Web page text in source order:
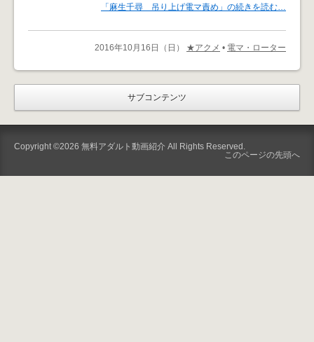
「麻生千尋 吊り上げ電マ責め」の続きを読む…
2016年10月16日（日） ★アクメ • 電マ・ローター
サブコンテンツ
Copyright ©2026 無料アダルト動画紹介 All Rights Reserved.
このページの先頭へ